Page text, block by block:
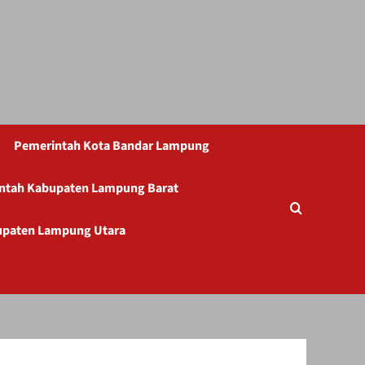
Pemerintah Kota Bandar Lampung
Kabupaten Lampung Barat
Lampung Utara